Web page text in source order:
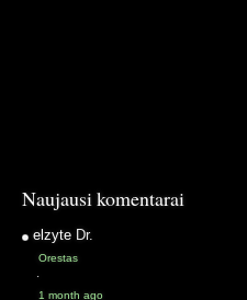
Naujausi komentarai
elzyte Dr.
Orestas
·
1 month ago